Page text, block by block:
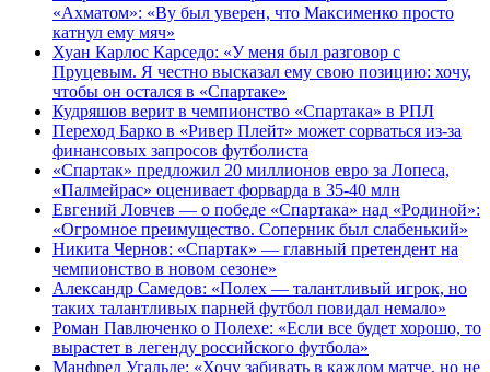
«Ахматом»: «Ву был уверен, что Максименко просто
катнул ему мяч»
Хуан Карлос Карседо: «У меня был разговор с
Пруцевым. Я честно высказал ему свою позицию: хочу,
чтобы он остался в «Спартаке»
Кудряшов верит в чемпионство «Спартака» в РПЛ
Переход Барко в «Ривер Плейт» может сорваться из‑за
финансовых запросов футболиста
«Спартак» предложил 20 миллионов евро за Лопеса,
«Палмейрас» оценивает форварда в 35-40 млн
Евгений Ловчев — о победе «Спартака» над «Родиной»:
«Огромное преимущество. Соперник был слабенький»
Никита Чернов: «Спартак» — главный претендент на
чемпионство в новом сезоне»
Александр Самедов: «Полех — талантливый игрок, но
таких талантливых парней футбол повидал немало»
Роман Павлюченко о Полехе: «Если все будет хорошо, то
вырастет в легенду российского футбола»
Манфред Угальде: «Хочу забивать в каждом матче, но не